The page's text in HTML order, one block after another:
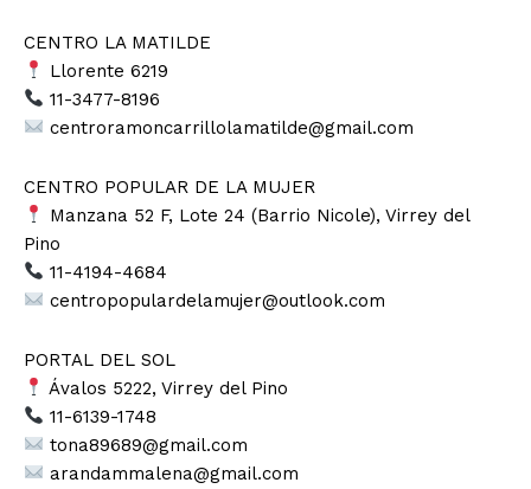
CENTRO LA MATILDE
Llorente 6219
11-3477-8196
centroramoncarrillolamatilde@gmail.com
CENTRO POPULAR DE LA MUJER
Manzana 52 F, Lote 24 (Barrio Nicole), Virrey del
Pino
11-4194-4684
centropopulardelamujer@outlook.com
PORTAL DEL SOL
Ávalos 5222, Virrey del Pino
11-6139-1748
tona89689@gmail.com
arandammalena@gmail.com